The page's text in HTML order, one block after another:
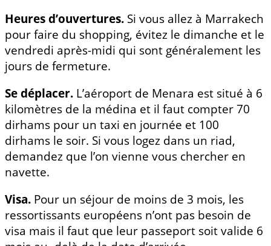
Heures d’ouvertures. Si vous allez à Marrakech
pour faire du shopping, évitez le dimanche et le
vendredi après-midi qui sont généralement les
jours de fermeture.
Se déplacer. L’aéroport de Menara est situé à 6
kilomètres de la médina et il faut compter 70
dirhams pour un taxi en journée et 100
dirhams le soir. Si vous logez dans un riad,
demandez que l’on vienne vous chercher en
navette.
Visa. Pour un séjour de moins de 3 mois, les
ressortissants européens n’ont pas besoin de
visa mais il faut que leur passeport soit valide 6